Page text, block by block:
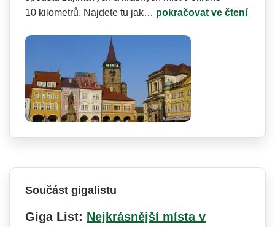
10 kilometrů. Najdete tu jak… pokračovat ve čtení
Součást gigalistu
Giga List: Nejkrásnější místa v